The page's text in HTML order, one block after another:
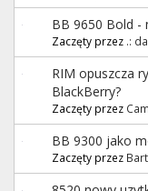
BB 9650 Bold -
Zaczęty przez .:
RIM opuszcza
BlackBerry?
Zaczęty przez
BB 9300 jako
Zaczęty przez